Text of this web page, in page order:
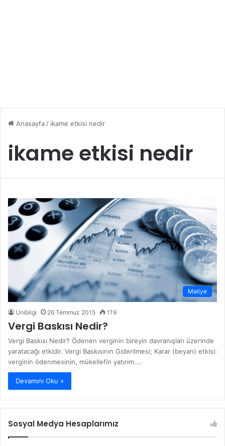
Anasayfa / ikame etkisi nedir
ikame etkisi nedir
Maliye
Unibilgi 26 Temmuz 2015 119
Vergi Baskısı Nedir?
Vergi Baskısı Nedir? Ödenen verginin bireyin davranışları üzerinde
yaratacağı etkidir. Vergi Baskısının Giderilmesi; Karar (beyan) etkisi:
verginin ödenmesinin, mükellefin yatırım.…
Devamını Oku »
Sosyal Medya Hesaplarımız